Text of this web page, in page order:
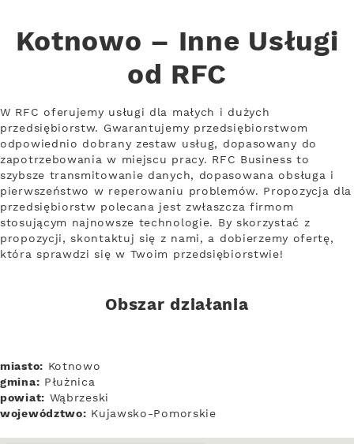
Kotnowo – Inne Usługi
od RFC
W RFC oferujemy usługi dla małych i dużych
przedsiębiorstw. Gwarantujemy przedsiębiorstwom
odpowiednio dobrany zestaw usług, dopasowany do
zapotrzebowania w miejscu pracy. RFC Business to
szybsze transmitowanie danych, dopasowana obsługa i
pierwszeństwo w reperowaniu problemów. Propozycja dla
przedsiębiorstw polecana jest zwłaszcza firmom
stosującym najnowsze technologie. By skorzystać z
propozycji, skontaktuj się z nami, a dobierzemy ofertę,
która sprawdzi się w Twoim przedsiębiorstwie!
Obszar działania
miasto: Kotnowo
gmina: Płużnica
powiat: Wąbrzeski
województwo: Kujawsko-Pomorskie